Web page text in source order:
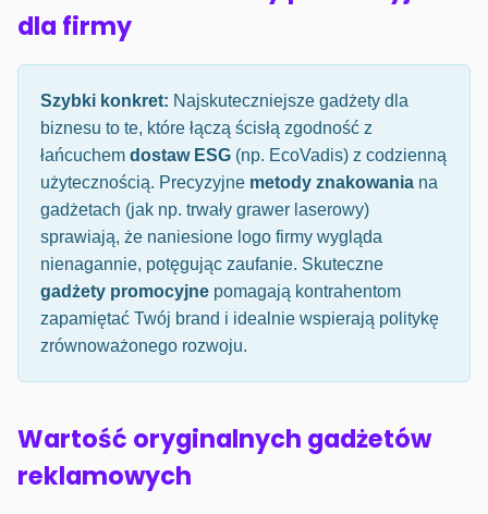
dla firmy
Szybki konkret: Najskuteczniejsze gadżety dla
biznesu to te, które łączą ścisłą zgodność z
łańcuchem dostaw ESG (np. EcoVadis) z codzienną
użytecznością. Precyzyjne metody znakowania na
gadżetach (jak np. trwały grawer laserowy)
sprawiają, że naniesione logo firmy wygląda
nienagannie, potęgując zaufanie. Skuteczne
gadżety promocyjne pomagają kontrahentom
zapamiętać Twój brand i idealnie wspierają politykę
zrównoważonego rozwoju.
Wartość oryginalnych gadżetów
reklamowych